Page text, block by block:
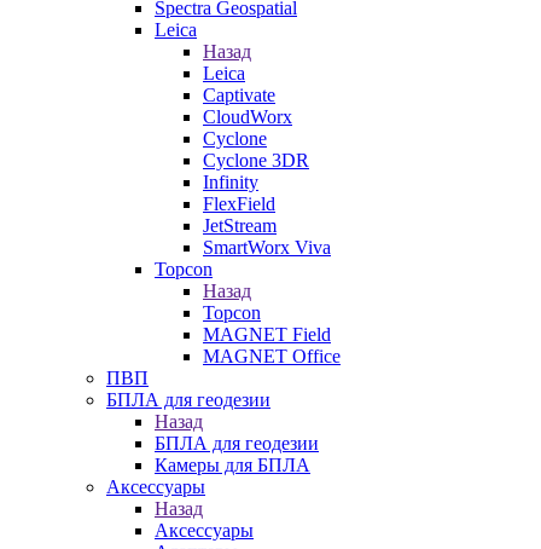
Spectra Geospatial
Leica
Назад
Leica
Captivate
CloudWorx
Cyclone
Cyclone 3DR
Infinity
FlexField
JetStream
SmartWorx Viva
Topcon
Назад
Topcon
MAGNET Field
MAGNET Office
ПВП
БПЛА для геодезии
Назад
БПЛА для геодезии
Камеры для БПЛА
Аксессуары
Назад
Аксессуары